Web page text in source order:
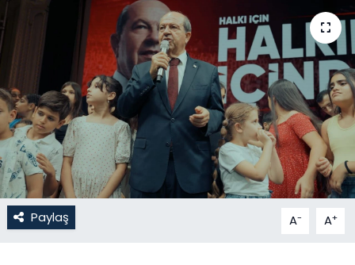
Paylaş A- A+
KKTC YEREL SEÇİM 2018
Kültür Sanat
Magazin
Moda
Nöbetçi Eczaneler
Otomobil Dünyası